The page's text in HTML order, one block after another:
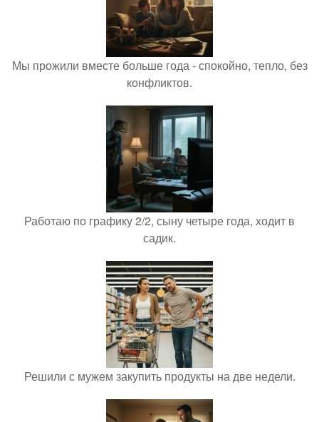
Мы прожили вместе больше года - спокойно, тепло, без
конфликтов.
Работаю по графику 2/2, сыну четыре года, ходит в
садик.
Решили с мужем закупить продукты на две недели.